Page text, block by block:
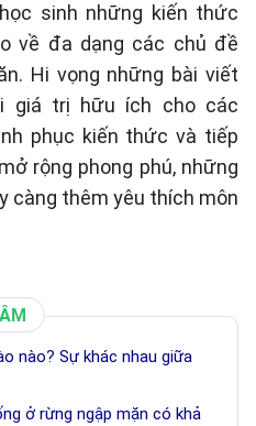
sinh những kiến thức
về đa dạng các chủ đề
Hi vọng những bài viết
giá trị hữu ích cho các
phục kiến thức và tiếp
rộng phong phú, những
càng thêm yêu thích môn
nào? Sự khác nhau giữa
ở rừng ngập mặn có khả